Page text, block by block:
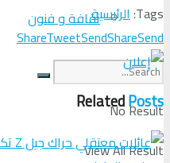
ثقافة و فنون
No Result
View All Result
Tags: الرئيسية
ShareTweetSendShareSend
RelatedPosts